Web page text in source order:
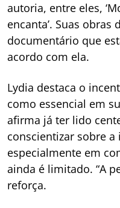
autoria, entre eles,
encanta’. Suas obras
documentário que
acordo com ela.
Lydia destaca o
como essencial em
afirma já ter lido
conscientizar sobre
especialmente em
ainda é limitado. “A
reforça.